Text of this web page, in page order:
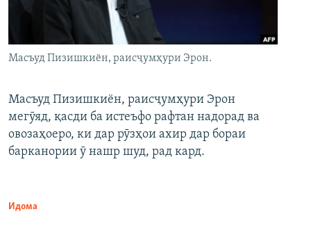
Масъуд Пизишкиён, раисҷумҳури Эрон.
Масъуд Пизишкиён, раисҷумҳури Эрон
мегӯяд, қасди ба истеъфо рафтан надорад ва
овозаҳоеро, ки дар рӯзҳои ахир дар бораи
барканории ӯ нашр шуд, рад кард.
Идома